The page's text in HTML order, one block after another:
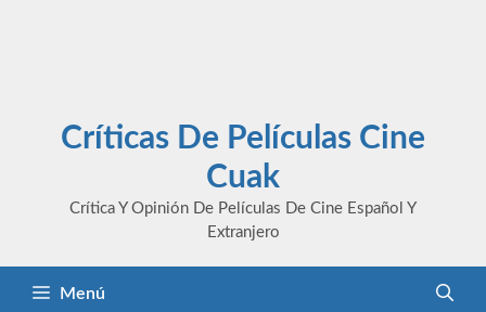
Críticas De Películas Cine
Cuak
Crítica Y Opinión De Películas De Cine Español Y
Extranjero
Menú